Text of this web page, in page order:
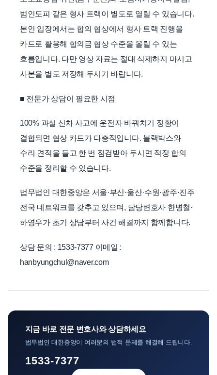
범인도피 같은 형사 트랙이 별도로 열릴 수 있습니다.
본인 입장에서는 합의 협상에서 형사 트랙 진행을
카드로 활용해 합의금 협상 수준을 올릴 수 있는
흐름입니다. 다만 영상 자료는 절대 삭제하지 마시고
사본을 별도 저장해 두시기 바랍니다.
■ 전문가 상담이 필요한 시점
100% 과실 신차 사고에 운전자 바꿔치기 정황이
결합되면 협상 카드가 다층적입니다. 블랙박스와
수리 견적을 들고 한 번 점검받아 두시면 적정 합의
수준을 정리할 수 있습니다.
법무법인 대한중앙은 서울·부산·울산·수원·광주·진주
전국 네트워크를 갖추고 있으며, 담당변호사 한병철·
하영우가 초기 상담부터 사건 해결까지 함께합니다.
상담 문의 : 1533-7377 이메일 :
hanbyungchul@naver.com
지금 바로 전문 변호사와 상담하세요
법무법인 대한중앙이 여러분의 법적 문제를 해결해 드립니다.
1533-7377